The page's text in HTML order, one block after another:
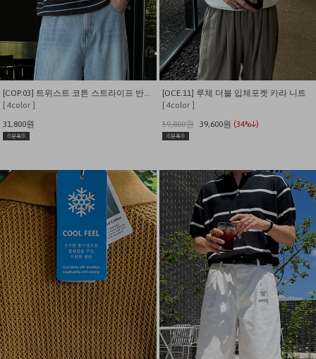
[ 4color ]
31,800원
[OCE.11] 루체 더블 입체포켓 카라 니트
[ 4color ]
59,800원 39,600원 (34%↓)